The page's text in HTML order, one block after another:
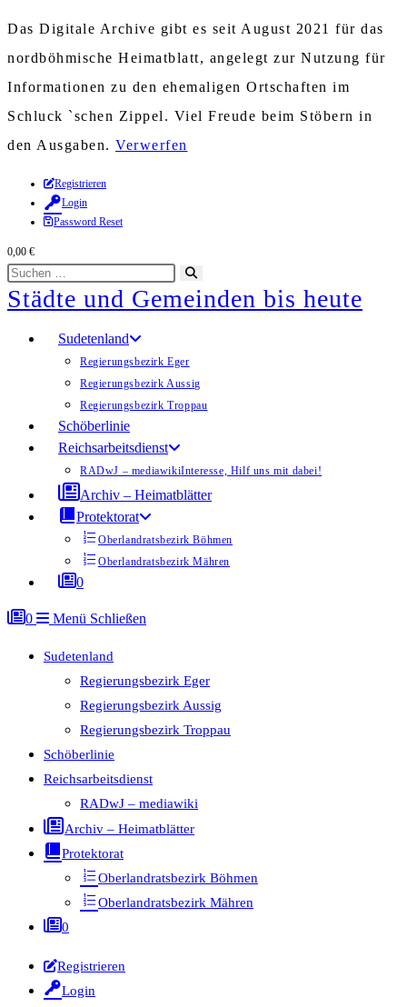
Das Digitale Archive gibt es seit August 2021 für das
nordböhmische Heimatblatt, angelegt zur Nutzung für
Informationen zu den ehemaligen Ortschaften im
Schluck `schen Zippel. Viel Freude beim Stöbern in
den Ausgaben. Verwerfen
Zum
Inhalt
springen
Registrieren
Login
Password Reset
0,00 €
Diese
Website
durchsuchen
starten
Städte und Gemeinden bis heute
Sudetenland
Regierungsbezirk Eger
Regierungsbezirk Aussig
Regierungsbezirk Troppau
Schöberlinie
Reichsarbeitsdienst
RADwJ – mediawikiInteresse, Hilf uns mit dabei!
Archiv – Heimatblätter
Protektorat
Oberlandratsbezirk Böhmen
Oberlandratsbezirk Mähren
0
0 Menü Schließen
Sudetenland
Regierungsbezirk Eger
Regierungsbezirk Aussig
Regierungsbezirk Troppau
Schöberlinie
Reichsarbeitsdienst
RADwJ – mediawiki
Archiv – Heimatblätter
Protektorat
Oberlandratsbezirk Böhmen
Oberlandratsbezirk Mähren
0
Registrieren
Login